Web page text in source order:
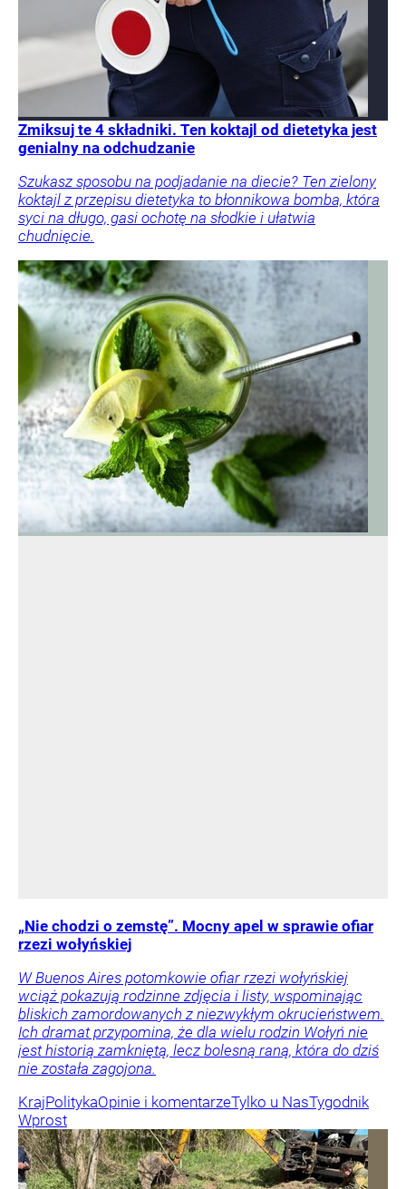
Zmiksuj te 4 składniki. Ten koktajl od dietetyka jest
genialny na odchudzanie
Szukasz sposobu na podjadanie na diecie? Ten zielony
koktajl z przepisu dietetyka to błonnikowa bomba, która
syci na długo, gasi ochotę na słodkie i ułatwia
chudnięcie.
„Nie chodzi o zemstę”. Mocny apel w sprawie ofiar
rzezi wołyńskiej
W Buenos Aires potomkowie ofiar rzezi wołyńskiej
wciąż pokazują rodzinne zdjęcia i listy, wspominając
bliskich zamordowanych z niezwykłym okrucieństwem.
Ich dramat przypomina, że dla wielu rodzin Wołyń nie
jest historią zamkniętą, lecz bolesną raną, która do dziś
nie została zagojona.
KrajPolitykaOpinie i komentarzeTylko u NasTygodnik
Wprost